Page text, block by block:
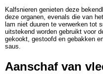
Kalfsnieren genieten deze
deze organen, evenals die van
lam niet duuren te verwerken tot
uitstekend worden gebruikt voor
gekookt, gestoofd en gebakken
saus.
Aanschaf van